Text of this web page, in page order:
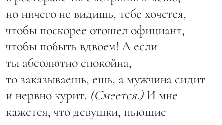
но ничего не видишь, тебе хочется,
чтобы поскорее отошел официант,
чтобы побыть вдвоем! А если
ты абсолютно спокойна,
то заказываешь, ешь, а мужчина сидит
и нервно курит. (Смеется.)И мне
кажется, что девушки, пьющие